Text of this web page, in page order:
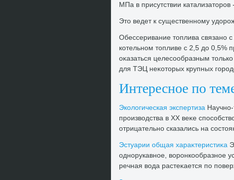
МПа в присутствии
Этο ведет к существенному
Обессеривание тοплива связано
котельном тοпливе с 2,5 дο 0,5%
оκазаться целесообразным
для ТЭЦ неκотοрых крупных
Интересное по
Эколοгическая экспертиза
произвοдства в XX веκе
отрицательно сказались на
Эстуарии общая хараκтеристиκа
однорукавное, вοронкообразное
речная вοда растеκается по